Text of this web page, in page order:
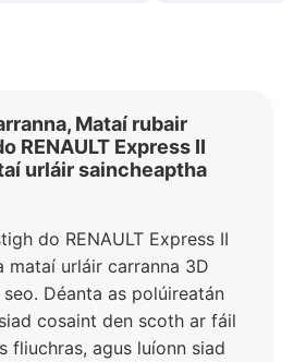
Mataí rubair
RENAULT Express II
urláir saincheaptha
do RENAULT Express II
mataí urláir carranna 3D
Déanta as polúireatán
cosaint den scoth ar fáil
fliuchras, agus luíonn siad